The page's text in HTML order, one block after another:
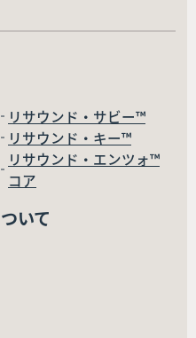
リサウンド・サビー™
リサウンド・キー™
リサウンド・エンツォ™
コア
いて